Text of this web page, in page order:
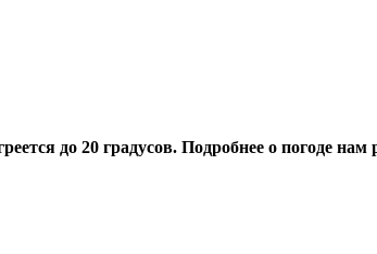
до 20 градусов. Подробнее о погоде